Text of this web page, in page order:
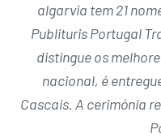
algarvia tem 21
Publituris Portugal
distingue os
nacional, é
Cascais. A cerimónia